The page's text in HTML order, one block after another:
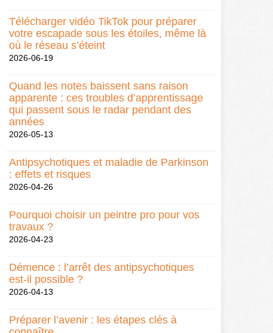
Télécharger vidéo TikTok pour préparer
votre escapade sous les étoiles, même là
où le réseau s’éteint
2026-06-19
Quand les notes baissent sans raison
apparente : ces troubles d’apprentissage
qui passent sous le radar pendant des
années
2026-05-13
Antipsychotiques et maladie de Parkinson
: effets et risques
2026-04-26
Pourquoi choisir un peintre pro pour vos
travaux ?
2026-04-23
Démence : l’arrêt des antipsychotiques
est-il possible ?
2026-04-13
Préparer l’avenir : les étapes clés à